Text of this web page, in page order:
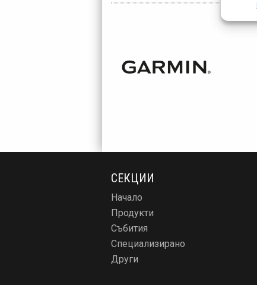
СЕКЦИИ
Начало
Продукти
Събития
Специализирано
Други